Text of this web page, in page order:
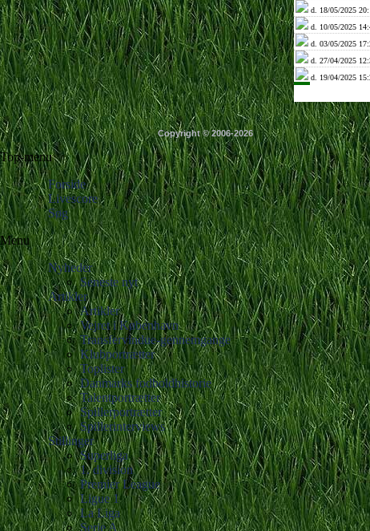
d. 18/05/2025
d. 10/05/2025
d. 03/05/2025
d. 27/04/2025
d. 19/04/2025
Copyright © 2006-2026
Top-menu
Forside
Livescore
Søg
Menu
Nyheder
Seneste nyt
Artikler
Artikler
Vejret i København
Transfervindue-gennemgange
Klubportrætter
Toplister
Danmarks fodboldhistorie
Talentportrætter
Spillerportrætter
Spillerinterviews
Stillinger
Superliga
1. division
Premier League
Ligue 1
La Liga
Serie A